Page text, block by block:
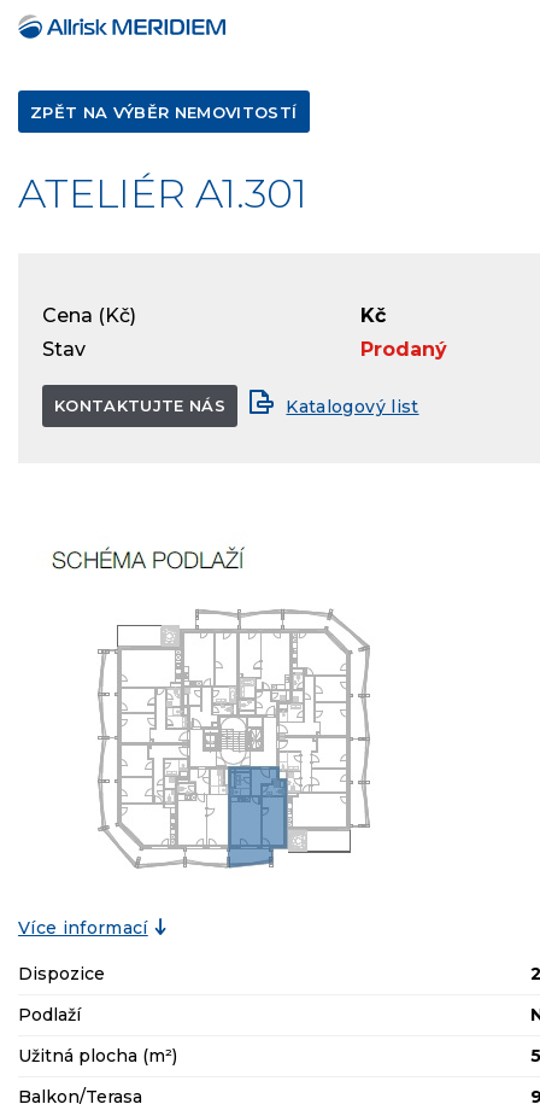
ATELIÉR A1.301
ZPĚT NA VÝBĚR NEMOVITOSTÍ
Cena (Kč)
Kč
Stav
Prodaný
KONTAKTUJTE NÁS Katalogový list
Více informací
Dispozice
Podlaží
Užitná plocha (m²)
Balkon/Terasa